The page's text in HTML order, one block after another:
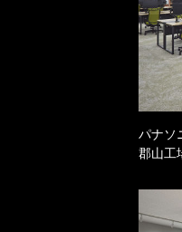
パナソ
郡山工